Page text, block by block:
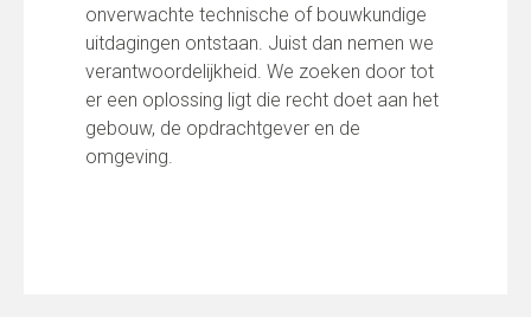
onverwachte technische of bouwkundige
uitdagingen ontstaan. Juist dan nemen we
verantwoordelijkheid. We zoeken door tot
er een oplossing ligt die recht doet aan het
gebouw, de opdrachtgever en de
omgeving.